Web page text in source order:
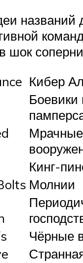
названий
шок
Кибер
Боевики
Мрачные
Кинг-
Молнии
Чёрные